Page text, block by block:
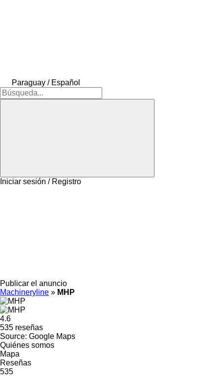
Paraguay / Español
Iniciar sesión / Registro
Publicar el anuncio
Machineryline » MHP
4.6
535 reseñas
Source: Google Maps
Quiénes somos
Mapa
Reseñas
535